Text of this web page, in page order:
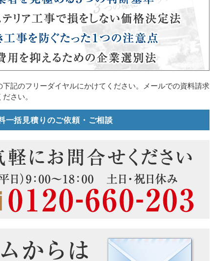
記のフリーダイヤルにかけてください。メールでの資料請求
さい。
一括見積りのご依頼・ご相談